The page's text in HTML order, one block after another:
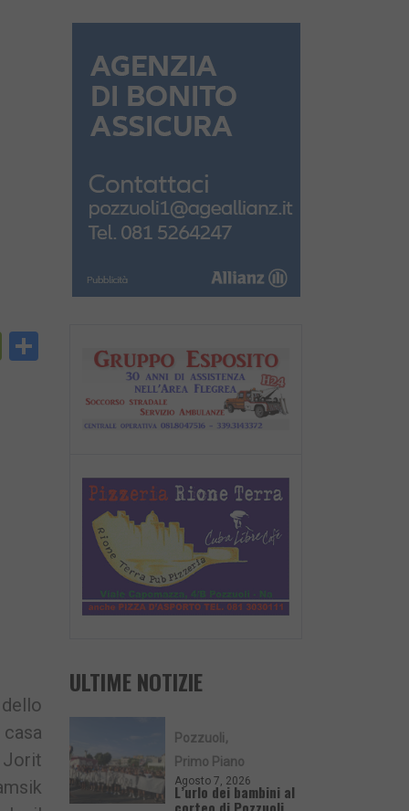
PrintFriendly
Condividi
Jorit
ULTIME NOTIZIE
Pozzuoli
Primo Piano
Agosto 7, 2026
L’urlo dei bambini al
corteo di Pozzuoli